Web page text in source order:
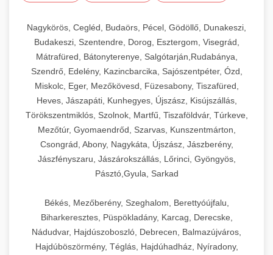
Nagykörös, Cegléd, Budaörs, Pécel, Gödöllő, Dunakeszi,
Budakeszi, Szentendre, Dorog, Esztergom, Visegrád,
Mátrafüred, Bátonyterenye, Salgótarján,Rudabánya,
Szendrő, Edelény, Kazincbarcika, Sajószentpéter, Ózd,
Miskolc, Eger, Mezőkövesd, Füzesabony, Tiszafüred,
Heves, Jászapáti, Kunhegyes, Újszász, Kisújszállás,
Törökszentmiklós, Szolnok, Martfű, Tiszaföldvár, Túrkeve,
Mezőtúr, Gyomaendrőd, Szarvas, Kunszentmárton,
Csongrád, Abony, Nagykáta, Újszász, Jászberény,
Jászfényszaru, Jászárokszállás, Lőrinci, Gyöngyös,
Pásztó,Gyula, Sarkad
Békés, Mezőberény, Szeghalom, Berettyóújfalu,
Biharkeresztes, Püspökladány, Karcag, Derecske,
Nádudvar, Hajdúszoboszló, Debrecen, Balmazújváros,
Hajdúböszörmény, Téglás, Hajdúhadház, Nyíradony,